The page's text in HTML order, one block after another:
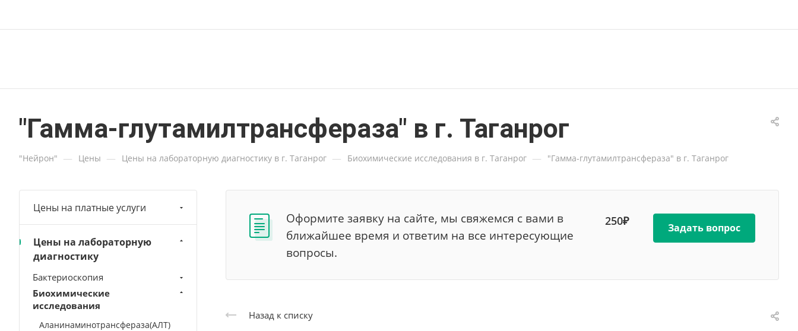
"Гамма-глутамилтрансфераза" в г. Таганрог
"Нейрон" — Цены — Цены на лабораторную диагностику в г. Таганрог — Биохимические исследования в г. Таганрог — "Гамма-глутамилтрансфераза" в г. Таганрог
Оформите заявку на сайте, мы свяжемся с вами в
ближайшее время и ответим на все интересующие
вопросы.
250₽ Задать вопрос
Назад к списку
Цены на платные услуги
Цены на лабораторную
диагностику
Бактериоскопия
Биохимические
исследования
Аланинаминотрансфераза(АЛТ)